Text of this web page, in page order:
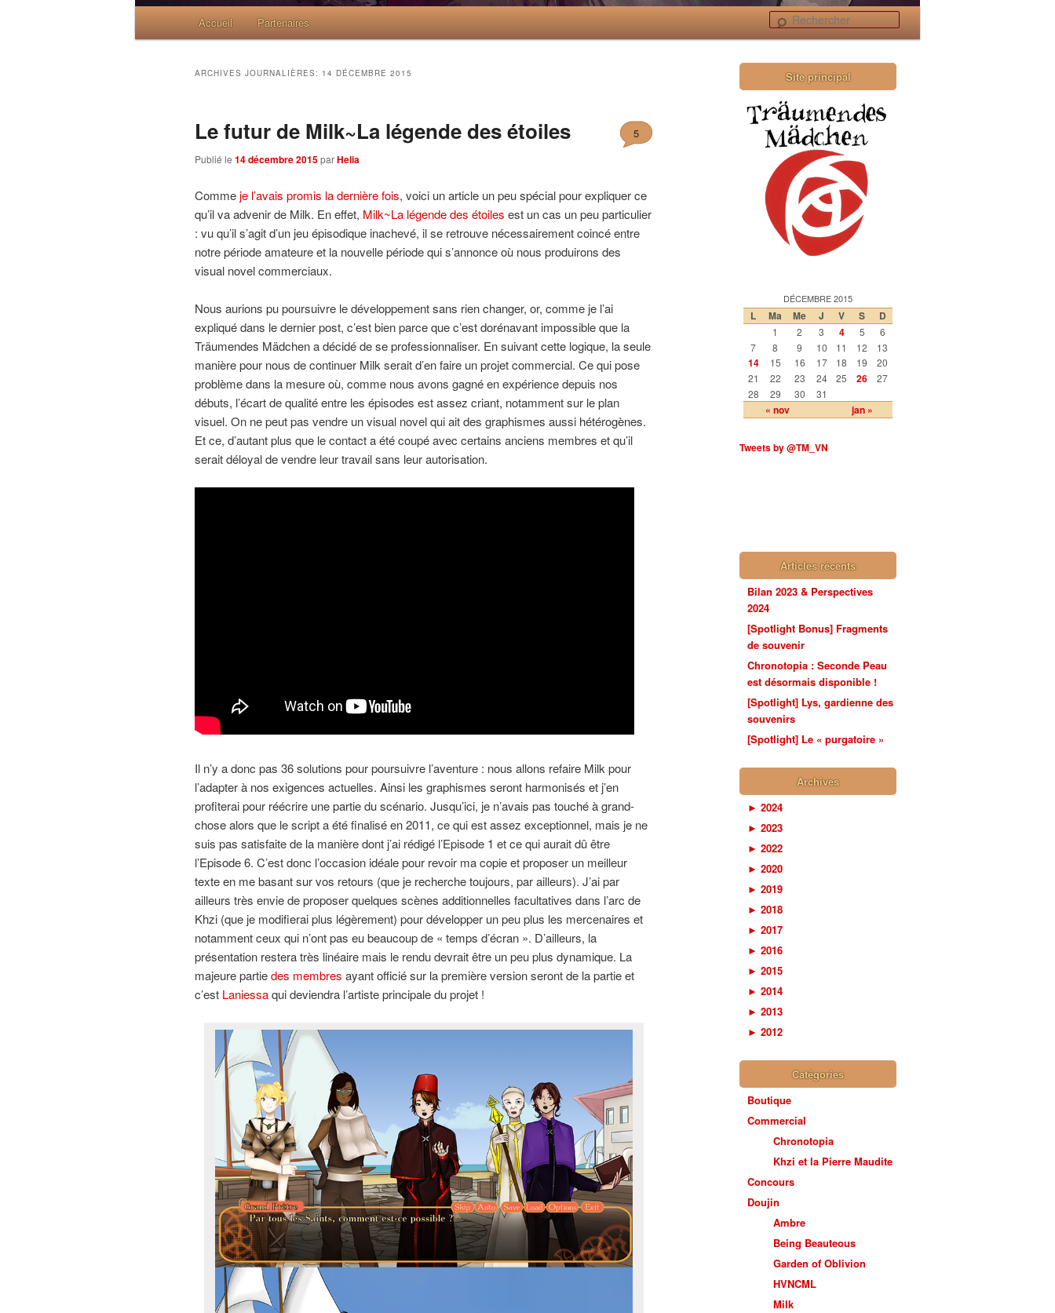
Menu principalSkip to primary content
Skip to secondary content
Accueil Partenaires
ARCHIVES JOURNALIÈRES: 14 DÉCEMBRE 2015
Le futur de Milk~La légende des étoiles
Publié le 14 décembre 2015parHelia
5
Commeje l’avais promis la dernière fois, voici un article un peu spécial pour expliquer ce
qu’il va advenir de Milk. En effet, Milk~La légende des étoiles est un cas un peu particulier
: vu qu’il s’agit d’un jeu épisodique inachevé, il se retrouve nécessairement coincé entre
notre période amateure et la nouvelle période qui s’annonce où nous produirons des
visual novel commerciaux.
Nous aurions pu poursuivre le développement sans rien changer, or, comme je l’ai
expliqué dans le dernier post, c’est bien parce que c’est dorénavant impossible que la
Träumendes Mädchen a décidé de se professionnaliser. En suivant cette logique, la seule
manière pour nous de continuer Milk serait d’en faire un projet commercial. Ce qui pose
problème dans la mesure où, comme nous avons gagné en expérience depuis nos
débuts, l’écart de qualité entre les épisodes est assez criant, notamment sur le plan
visuel. On ne peut pas vendre un visual novel qui ait des graphismes aussi hétérogènes.
Et ce, d’autant plus que le contact a été coupé avec certains anciens membres et qu’il
serait déloyal de vendre leur travail sans leur autorisation.
Il n’y a donc pas 36 solutions pour poursuivre l’aventure : nous allons refaire Milk pour
l’adapter à nos exigences actuelles. Ainsi les graphismes seront harmonisés et j’en
profiterai pour réécrire une partie du scénario. Jusqu’ici, je n’avais pas touché à grand-
chose alors que le script a été finalisé en 2011, ce qui est assez exceptionnel, mais je ne
suis pas satisfaite de la manière dont j’ai rédigé l’Episode 1 et ce qui aurait dû être
l’Episode 6. C’est donc l’occasion idéale pour revoir ma copie et proposer un meilleur
texte en me basant sur vos retours (que je recherche toujours, par ailleurs). J’ai par
ailleurs très envie de proposer quelques scènes additionnelles facultatives dans l’arc de
Khzi (que je modifierai plus légèrement) pour développer un peu plus les mercenaires et
notamment ceux qui n’ont pas eu beaucoup de « temps d’écran ». D’ailleurs, la
présentation restera très linéaire mais le rendu devrait être un peu plus dynamique. La
majeure partiedes membres ayant officié sur la première version seront de la partie et
c’est Laniessaqui deviendra l’artiste principale du projet !
Site principal
DÉCEMBRE 2015
L Ma Me J V S D
« nov jan »
1 2 3 4 5
6
7
8 9 10 11 12 13
14 15 16 17 18 19
20
21
22 23 24 25 26
27
28
29 30 31
Tweets by @TM_VN
Articles récents
Bilan 2023 & Perspectives
2024
[Spotlight Bonus] Fragments
de souvenir
Chronotopia : Seconde Peau
est désormais disponible !
[Spotlight] Lys, gardienne des
souvenirs
[Spotlight] Le « purgatoire »
Archives
► 2024
► 2023
► 2022
► 2020
► 2019
► 2018
► 2017
► 2016
► 2015
► 2014
► 2013
► 2012
Catégories
Boutique
Commercial
Chronotopia
Khzi et la Pierre Maudite
Concours
Doujin
Ambre
Being Beauteous
Garden of Oblivion
HVNCML
Milk